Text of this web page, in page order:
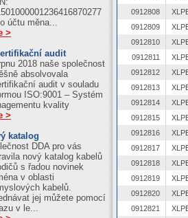
0912808
0912809
0912810
0912811
0912812
0912813
0912814
0912815
0912816
0912817
0912818
0912819
0912820
0912821
účtu měna...
>
audit
2018 naše společnost
absolvovala
audit v souladu
ISO:9001 – Systém
kvality
>
katalog
DDA pro vás
nový katalog kabelů
s řadou novinek
v oblasti
kabelů.
jej můžete pomocí
v le...